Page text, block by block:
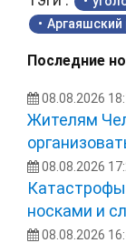
Аргаяшский
Последние
08.08.2026
Жителям
08.08.2026
носками и
08.08.2026